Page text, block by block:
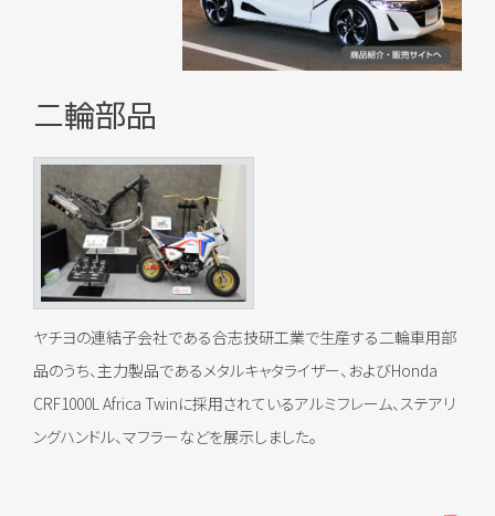
二輪部品
ヤチヨの連結子会社である合志技研工業で生産する二輪車用部
品のうち、主力製品であるメタルキャタライザー、およびHonda
CRF1000L Africa Twinに採用されているアルミフレーム、ステアリ
ングハンドル、マフラーなどを展示しました。